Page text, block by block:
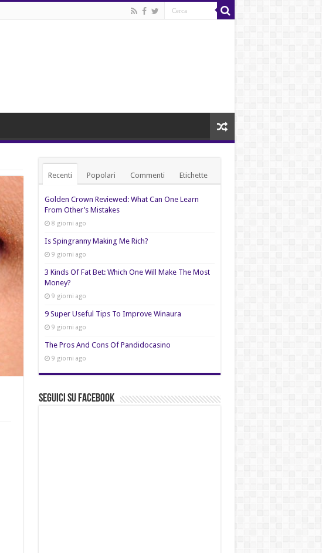
Recenti Popolari Commenti Etichette
Golden Crown Reviewed: What Can One Learn
From Other’s Mistakes
8 giorni ago
Is Spingranny Making Me Rich?
9 giorni ago
3 Kinds Of Fat Bet: Which One Will Make The Most
Money?
9 giorni ago
9 Super Useful Tips To Improve Winaura
9 giorni ago
The Pros And Cons Of Pandidocasino
9 giorni ago
Seguici su Facebook